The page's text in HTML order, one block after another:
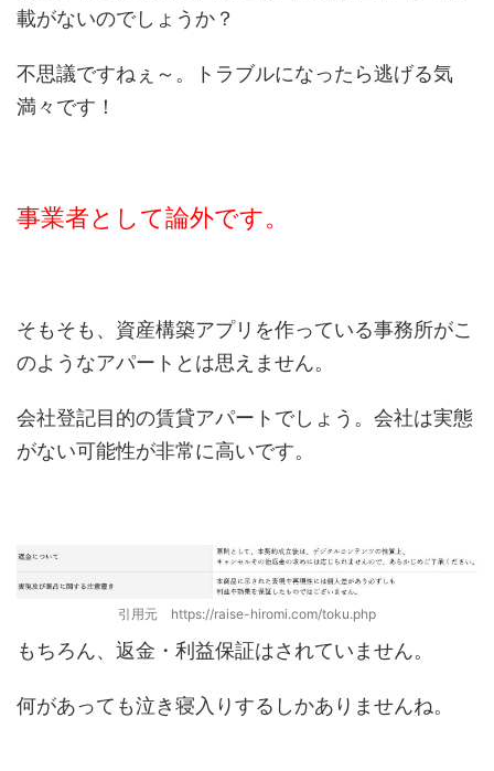
載がないのでしょうか？
不思議ですねぇ～。トラブルになったら逃げる気
満々です！
事業者として論外です。
そもそも、資産構築アプリを作っている事務所がこ
のようなアパートとは思えません。
会社登記目的の賃貸アパートでしょう。会社は実態
がない可能性が非常に高いです。
引用元 https://raise-hiromi.com/toku.php
もちろん、返金・利益保証はされていません。
何があっても泣き寝入りするしかありませんね。